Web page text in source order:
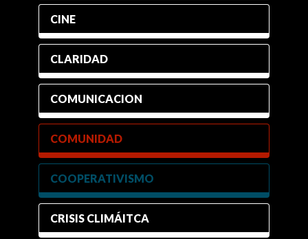
CINE
CLARIDAD
COMUNICACION
COMUNIDAD
COOPERATIVISMO
CRISIS CLIMÁITCA